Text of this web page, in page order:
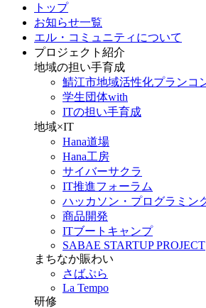
トップ
お知らせ一覧
エル・コミュニティについて
プロジェクト紹介
地域の担い手育成
鯖江市地域活性化プランコ
学生団体with
ITの担い手育成
地域×IT
Hana道場
Hana工房
サイバーサクラ
IT推進フォーラム
ハッカソン・プログラミン
商品開発
ITブートキャンプ
SABAE STARTUP PROJECT
まちなか賑わい
さばぷら
La Tempo
研修